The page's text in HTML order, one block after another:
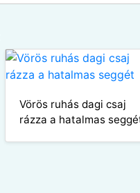
Vörös ruhás dagi csaj
rázza a hatalmas